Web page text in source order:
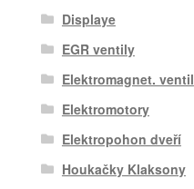
Displaye
EGR ventily
Elektromagnet. ventil
Elektromotory
Elektropohon dveří
Houkačky Klaksony